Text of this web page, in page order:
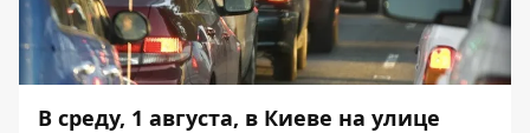
В среду, 1 августа, в Киеве на улице